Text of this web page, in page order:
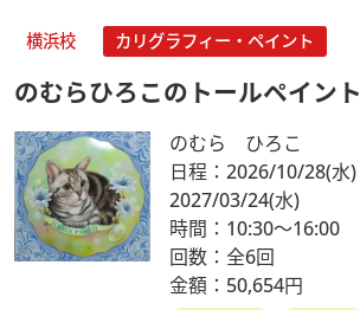
横浜校 カリグラフィー・ペイント
のむらひろこのトールペイント
のむら ひろこ
日程：2026/10/28(水)
2027/03/24(水)
時間：10:30～16:00
回数：全6回
金額：50,654円